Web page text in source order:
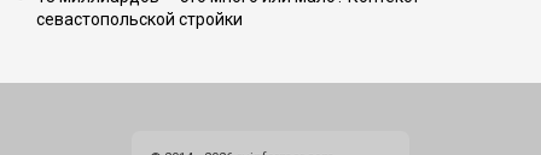
севастопольской стройки